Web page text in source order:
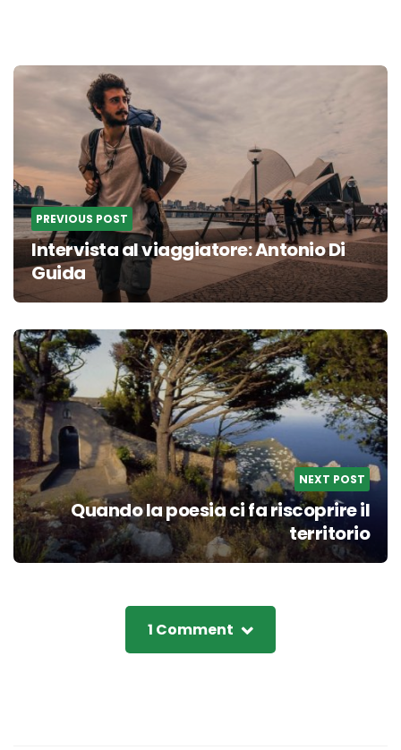
Post
navigation
PREVIOUS POST
Intervista al viaggiatore: Antonio Di
Guida
NEXT POST
Quando la poesia ci fa riscoprire il
territorio
1 Comment